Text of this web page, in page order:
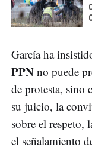
García ha
PPN no puede
de protesta, sino
su juicio, la
sobre el
el señalamiento